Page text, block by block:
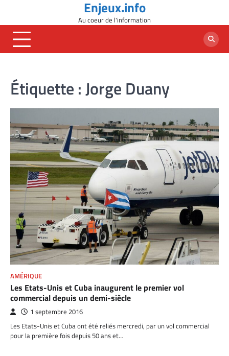
content
Enjeux.info
Au coeur de l'information
Étiquette :Jorge Duany
AMÉRIQUE
Les Etats-Unis et Cuba inaugurent le premier vol
commercial depuis un demi-siècle
1 septembre 2016
Les Etats-Unis et Cuba ont été reliés mercredi, par un vol commercial
pour la première fois depuis 50 ans et…